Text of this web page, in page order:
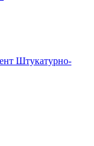
Штукатурно-